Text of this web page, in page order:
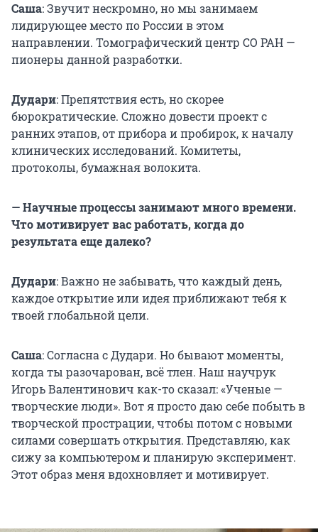
Саша: Звучит нескромно, но мы занимаем
лидирующее место по России в этом
направлении. Томографический центр СО РАН —
пионеры данной разработки.
Дудари: Препятствия есть, но скорее
бюрократические. Сложно довести проект с
ранних этапов, от прибора и пробирок, к началу
клинических исследований. Комитеты,
протоколы, бумажная волокита.
— Научные процессы занимают много времени.
Что мотивирует вас работать, когда до
результата еще далеко?
Дудари: Важно не забывать, что каждый день,
каждое открытие или идея приближают тебя к
твоей глобальной цели.
Саша: Согласна с Дудари. Но бывают моменты,
когда ты разочарован, всё тлен. Наш научрук
Игорь Валентинович как-то сказал: «Ученые —
творческие люди». Вот я просто даю себе побыть в
творческой прострации, чтобы потом с новыми
силами совершать открытия. Представляю, как
сижу за компьютером и планирую эксперимент.
Этот образ меня вдохновляет и мотивирует.